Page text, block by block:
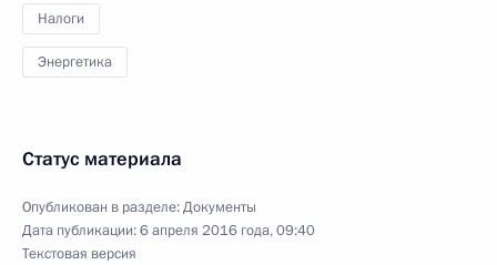
Налоги
Энергетика
Статус материала
Опубликован в разделе:Документы
Дата публикации:6 апреля 2016 года, 09:40
Текстовая версия